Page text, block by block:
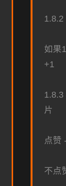
1.8.2
如果
+1
1.8.3
片
点赞
不点